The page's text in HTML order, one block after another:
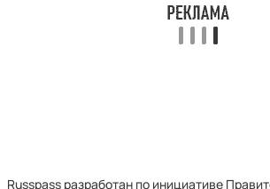
Russpass разработан по инициативе